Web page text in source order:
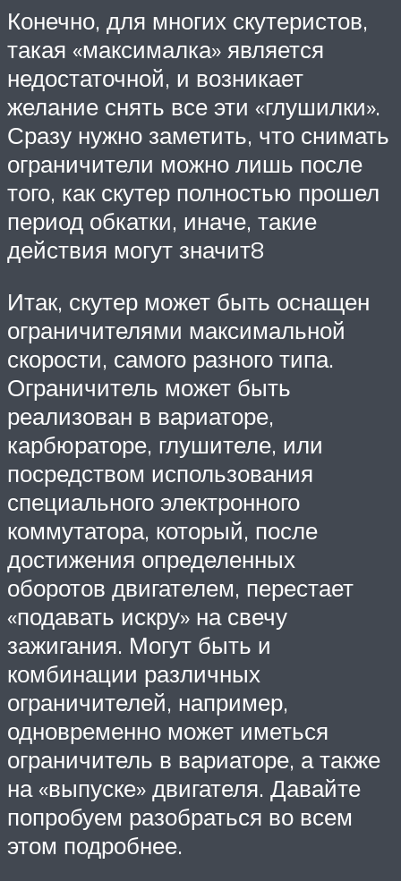
Конечно, для многих скутеристов,
такая «максималка» является
недостаточной, и возникает
желание снять все эти «глушилки».
Сразу нужно заметить, что снимать
ограничители можно лишь после
того, как скутер полностью прошел
период обкатки, иначе, такие
действия могут значит8
Итак, скутер может быть оснащен
ограничителями максимальной
скорости, самого разного типа.
Ограничитель может быть
реализован в вариаторе,
карбюраторе, глушителе, или
посредством использования
специального электронного
коммутатора, который, после
достижения определенных
оборотов двигателем, перестает
«подавать искру» на свечу
зажигания. Могут быть и
комбинации различных
ограничителей, например,
одновременно может иметься
ограничитель в вариаторе, а также
на «выпуске» двигателя. Давайте
попробуем разобраться во всем
этом подробнее.